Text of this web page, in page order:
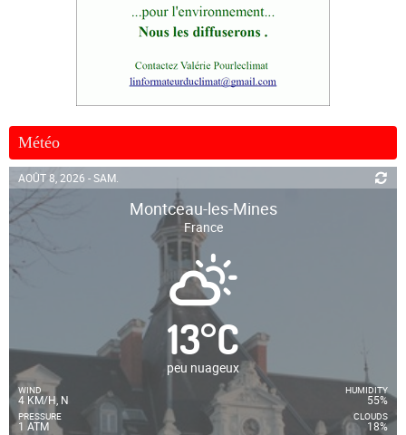
Météo
AOÛT 8, 2026 - SAM.
Montceau-les-Mines
France
13°C
peu nuageux
WIND
4 KM/H, N
PRESSURE
1 ATM
HUMIDITY
55%
CLOUDS
18%